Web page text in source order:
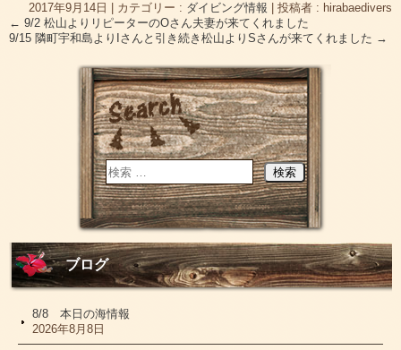
2017年9月14日 カテゴリー : ダイビング情報
投稿者 : hirabaedivers
← 9/2 松山よりリピーターのOさん夫妻が来てくれました
9/15 隣町宇和島よりIさんと引き続き松山よりSさんが来てくれました →
ブログ
8/8 本日の海情報
2026年8月8日